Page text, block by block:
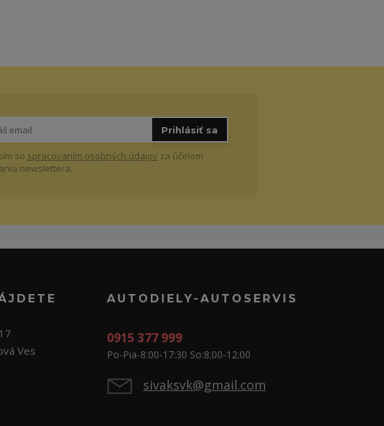
Prihlásiť sa
so spracovaním osobných údajov za účelom
newslettera.
Ves
AUTODIELY-AUTOSERVIS
0915 377 999
Po-Pia-8:00-17:30 So:8:00-12:00
sivaksvk@gmail.com